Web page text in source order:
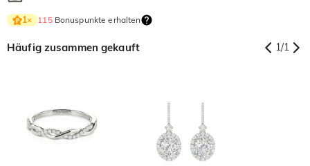
1× 115Bonuspunkte erhalten
Häufig zusammen gekauft 1/1